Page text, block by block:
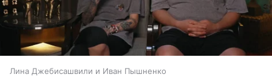
Лина Джебисашвили и Иван Пышненко